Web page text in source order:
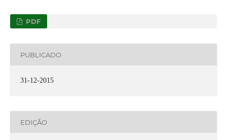
PDF
PUBLICADO
31-12-2015
EDIÇÃO